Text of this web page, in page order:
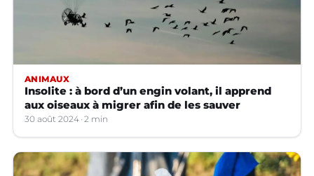
ANIMAUX
Insolite : à bord d’un engin volant, il apprend
aux oiseaux à migrer afin de les sauver
30 août 2024 2 min